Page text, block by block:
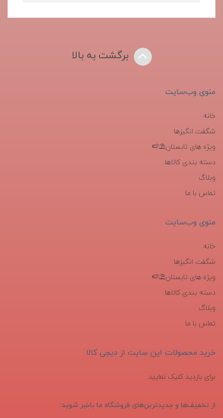
برگشت به بالا
منوی وب‌سایت
خانه
شگفت انگیزها
ویژه های تابستان⛱️🍉
دسته بندی کالاها
وبلاگ
تماس با ما
منوی وب‌سایت
خانه
شگفت انگیزها
ویژه های تابستان⛱️🍉
دسته بندی کالاها
وبلاگ
تماس با ما
خرید محصولات این سایت از دیجی کالا
برای بازدید کلیک نمایید
از تخفیف‌ها و جدیدترین‌های فروشگاه ما باخبر شوید: